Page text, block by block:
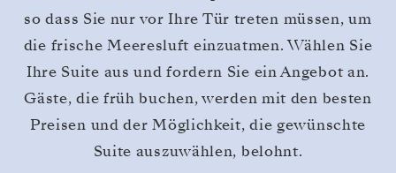
so dass Sie nur vor Ihre Tür treten müssen, um
die frische Meeresluft einzuatmen. Wählen Sie
Ihre Suite aus und fordern Sie ein Angebot an.
Gäste, die früh buchen, werden mit den besten
Preisen und der Möglichkeit, die gewünschte
Suite auszuwählen, belohnt.